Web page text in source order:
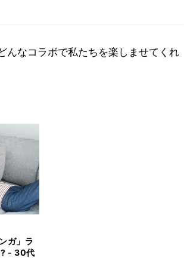
んなコラボで私たちを楽しませてくれ
ガ」ラ
? - 30代